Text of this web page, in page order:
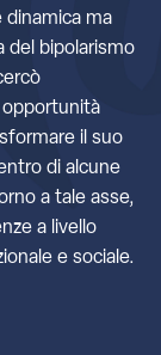
ma
del bipolarismo
il suo
di alcune
a tale asse,
a livello
e sociale.